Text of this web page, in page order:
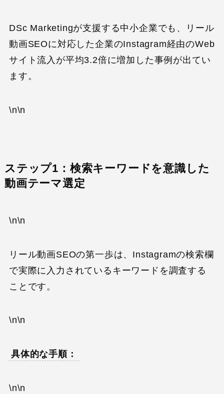
DSc Marketingが支援する中小企業でも、リール
動画SEOに対応した企業のInstagram経由のWeb
サイト流入が平均3.2倍に増加した事例が出てい
ます。
\n\n
ステップ1：検索キーワードを意識した
動画テーマ選定
\n\n
リール動画SEOの第一歩は、Instagramの検索欄
で実際に入力されているキーワードを調査する
ことです。
\n\n
具体的な手順：
\n\n